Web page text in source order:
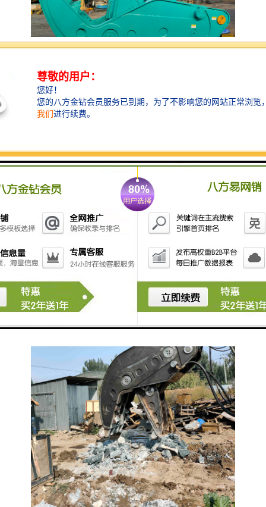
液压粉碎钳现在被广泛应用于拆迁行业。广泛应用于大
楼、厂房梁柱、民房等建筑拆除、钢筋回收、混凝土粉
碎。粉碎钳的工作效率是破碎锤的二至三倍，可以很好
的完成一系列作业，需要品质粉碎钳的联系公众号智造